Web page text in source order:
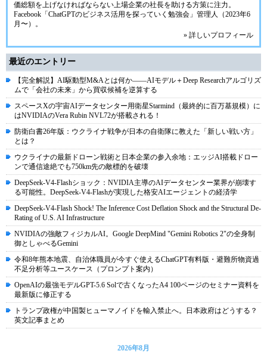
価総額を上げなければならない上場企業の社長を助ける方策に注力。
Facebook「ChatGPTのビジネス活用を探っていく勉強会」管理人（2023年6
月〜）。
» 詳しいプロフィール
最近のエントリー
【完全解説】AI駆動型M&Aとは何か――AIモデル＋Deep Researchアルゴリズ
ムで「会社の未来」から買収候補を逆算する
スペースXの宇宙AIデータセンター用衛星Starmind（最終的に百万基規模）に
はNVIDIAのVera Rubin NVL72が搭載される！
防衛白書26年版：ウクライナ戦争が日本の自衛隊に教えた「新しい戦い方」
とは？
ウクライナの最新ドローン戦術と日本企業の参入余地：エッジAI搭載ドロー
ンで通信途絶でも750km先の敵標的を破壊
DeepSeek-V4-Flashショック：NVIDIA主導のAIデータセンター業界が崩壊す
る可能性。DeepSeek-V4-Flashが実現した格安AIエージェントの経済学
DeepSeek-V4-Flash Shock! The Inference Cost Deflation Shock and the Structural De-
Rating of U.S. AI Infrastructure
NVIDIAの強敵フィジカルAI。Google DeepMind "Gemini Robotics 2"の全身制
御としゃべるGemini
令和8年熊本地震、自治体職員が今すぐ使えるChatGPT有料版・避難所物資過
不足分析等ユースケース（プロンプト案内）
OpenAIの最強モデルGPT-5.6 Solで古くなったA4 100ページのセミナー資料を
最新版に修正する
トランプ政権が中国製ヒューマノイドを輸入禁止へ。日本政府はどうする？
英文記事まとめ
2026年8月